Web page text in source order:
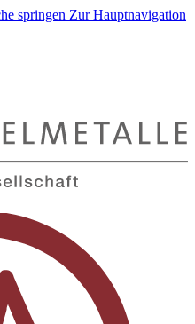
springen Zur Hauptnavigation